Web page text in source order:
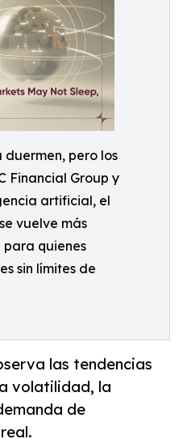
duermen, pero los
Financial Group y
artificial, el
vuelve más
quienes
sin límites de
las tendencias
volatilidad, la
de